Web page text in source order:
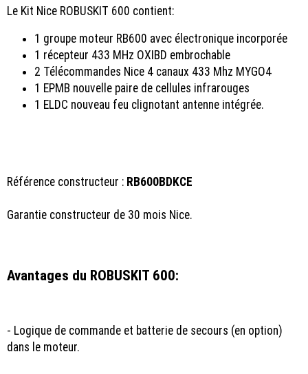
Le Kit Nice ROBUSKIT 600 contient:
1 groupe moteur RB600 avec électronique incorporée
1 récepteur 433 MHz OXIBD embrochable
2 Télécommandes Nice 4 canaux 433 Mhz MYGO4
1 EPMB nouvelle paire de cellules infrarouges
1 ELDC nouveau feu clignotant antenne intégrée.
Référence constructeur : RB600BDKCE
Garantie constructeur de 30 mois Nice.
Avantages du ROBUSKIT 600:
- Logique de commande et batterie de secours (en option)
dans le moteur.